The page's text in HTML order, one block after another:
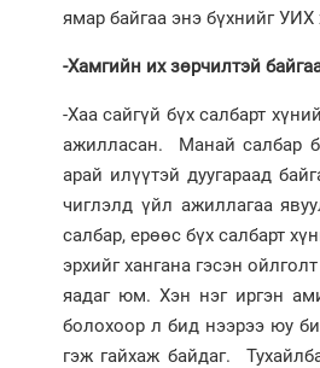
ямар байгаа энэ бүхнийг
-Хамгийн их зөрчилтэй
-Хаа сайгүй бүх салбарт
ажилласан. Манай салбар
арай илүүтэй дуугараад
чиглэлд үйл ажиллагаа
салбар, ерөөс бүх салбарт
эрхийг хангана гэсэн
яадаг юм. Хэн нэг иргэн
болохоор л бид нээрээ юу
гэж гайхаж байдаг.